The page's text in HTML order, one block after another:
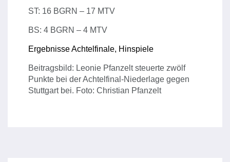
ST: 16 BGRN – 17 MTV
BS: 4 BGRN – 4 MTV
Ergebnisse Achtelfinale, Hinspiele
Beitragsbild: Leonie Pfanzelt steuerte zwölf
Punkte bei der Achtelfinal-Niederlage gegen
Stuttgart bei. Foto: Christian Pfanzelt